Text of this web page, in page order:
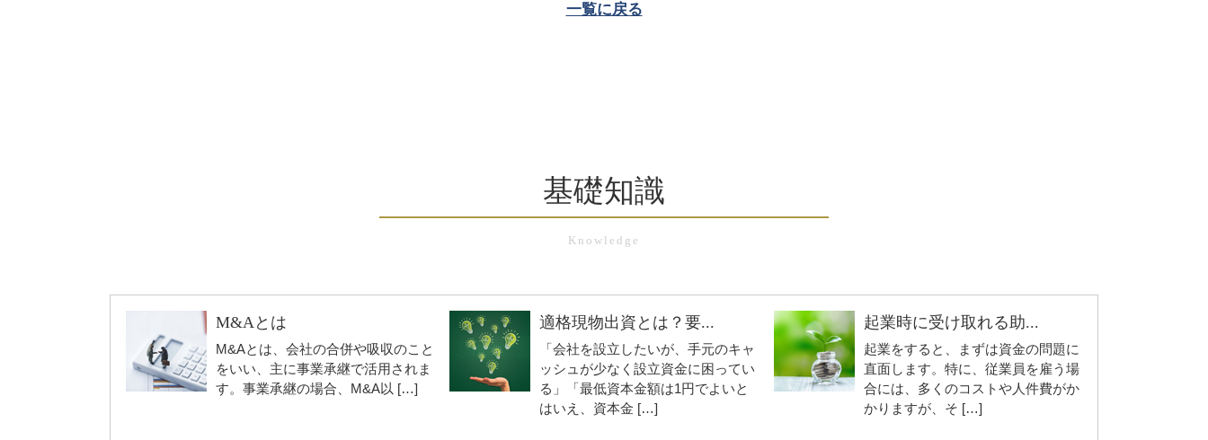
一覧に戻る
基礎知識
M&Aとは
M&Aとは、会社の合併や吸収のこと
をいい、主に事業承継で活用されま
す。事業承継の場合、M&A以 […]
適格現物出資とは？要...
「会社を設立したいが、手元のキャ
ッシュが少なく設立資金に困ってい
る」「最低資本金額は1円でよいと
はいえ、資本金 […]
起業時に受け取れる助...
起業をすると、まずは資金の問題に
直面します。特に、従業員を雇う場
合には、多くのコストや人件費がか
かりますが、そ […]